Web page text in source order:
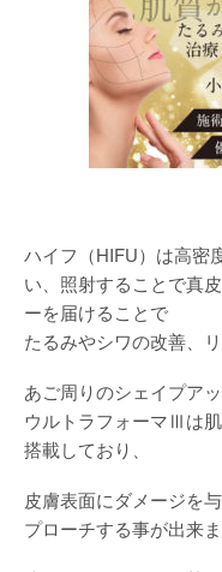
ハイフ（HIFU）は高密
い、照射することで真
ーを届けることで
たるみやシワの改善、
あご周りのシェイプア
ウルトラフォーマⅢは
搭載しており、
皮膚表面にダメージを
プローチする事が出来ま